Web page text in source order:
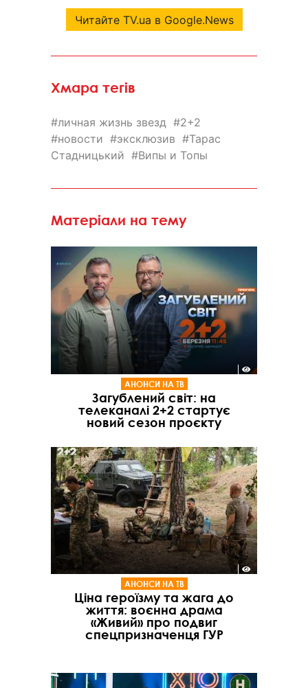
Читайте TV.ua в Google.News
Хмара тегів
личная жизнь звезд
2+2
новости
эксклюзив
Тарас
Стадницький
Випы и Топы
Матеріали на тему
АНОНСИ НА ТВ
Загублений світ: на
телеканалі 2+2 стартує
новий сезон проєкту
АНОНСИ НА ТВ
Ціна героїзму та жага до
життя: воєнна драма
«Живий» про подвиг
спецпризначенця ГУР